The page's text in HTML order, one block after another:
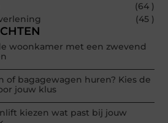
(64 )
(45 )
woonkamer met een zwevend
of bagagewagen huren? Kies de
jouw klus
kiezen wat past bij jouw